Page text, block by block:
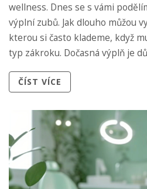
wellness. Dnes se s vámi
výplní zubů. Jak dlouho můžou
kterou si často klademe, když
typ zákroku. Dočasná výplň je
značně kolísat. Přečtěte si více
ČÍST VÍCE